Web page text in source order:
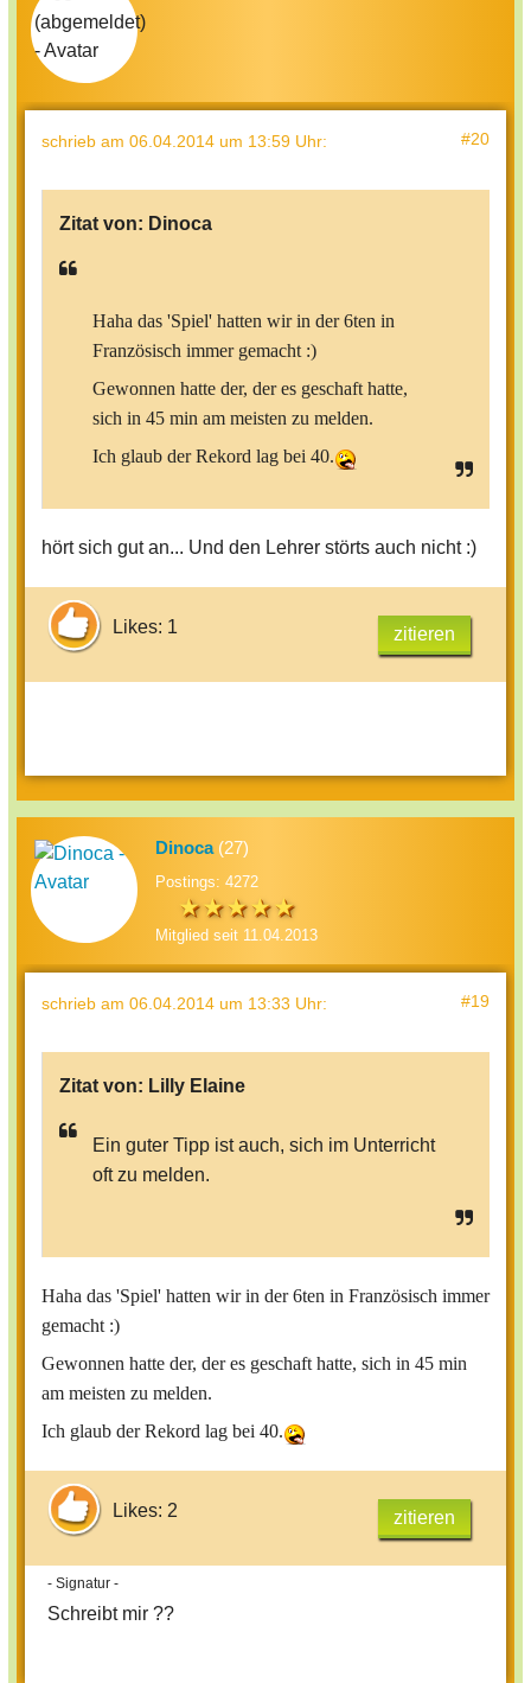
schrieb am 06.04.2014 um 13:59 Uhr: #20
Zitat von: Dinoca
Haha das 'Spiel' hatten wir in der 6ten in
Französisch immer gemacht :)
Gewonnen hatte der, der es geschaft hatte,
sich in 45 min am meisten zu melden.
Ich glaub der Rekord lag bei 40.
hört sich gut an... Und den Lehrer störts auch nicht :)
Likes: 1 zitieren
Dinoca(27)
Postings: 4272
Mitglied seit 11.04.2013
schrieb am 06.04.2014 um 13:33 Uhr: #19
Zitat von: Lilly Elaine
Ein guter Tipp ist auch, sich im Unterricht
oft zu melden.
Haha das 'Spiel' hatten wir in der 6ten in Französisch immer
gemacht :)
Gewonnen hatte der, der es geschaft hatte, sich in 45 min
am meisten zu melden.
Ich glaub der Rekord lag bei 40.
Likes: 2 zitieren
- Signatur -
Schreibt mir ??